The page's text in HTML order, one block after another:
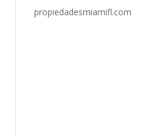
propiedadesmiamifl.com